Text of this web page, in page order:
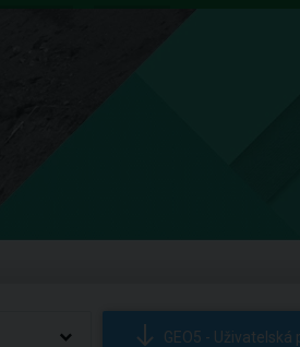
GEO5 - Uživatelská